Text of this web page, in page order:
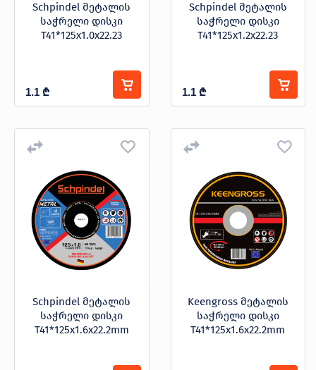
Schpindel მეტალის
საჭრელი დისკი
T41*125x1.0x22.23
1.1 ₾
Schpindel მეტალის
საჭრელი დისკი
T41*125x1.2x22.23
1.1 ₾
Schpindel მეტალის
საჭრელი დისკი
T41*125x1.6x22.2mm
Keengross მეტალის
საჭრელი დისკი
T41*125x1.6x22.2mm